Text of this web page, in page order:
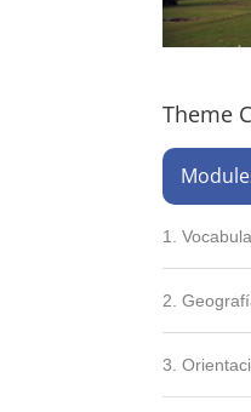
Theme
1.
2.
3.